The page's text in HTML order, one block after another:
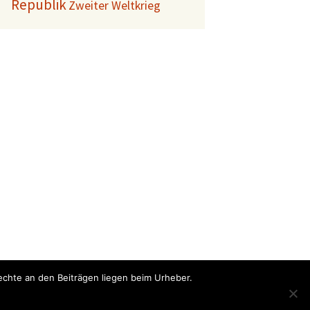
RepublikZweiter Weltkrieg
an den Beiträgen liegen beim Urheber.